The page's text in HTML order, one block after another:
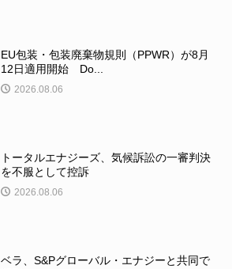
EU包装・包装廃棄物規則（PPWR）が8月
12日適用開始 Do...
2026.08.06
トータルエナジーズ、気候訴訟の一審判決
を不服として控訴
2026.08.06
ベラ、S&Pグローバル・エナジーと共同で